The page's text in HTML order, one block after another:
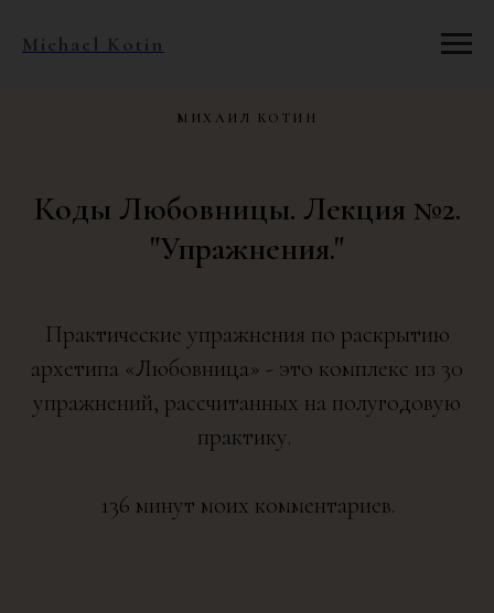
Michael Kotin
МИХАИЛ КОТИН
Коды Любовницы. Лекция №2.
"Упражнения."
Практические упражнения по раскрытию
архетипа «Любовница» - это комплекс из 30
упражнений, рассчитанных на полугодовую
практику.
136 минут моих комментариев.